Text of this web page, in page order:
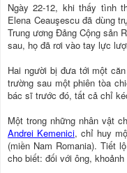
Ngày 22-12, khi thấy tình
Elena Ceauşescu đã dùng
Trung ương Đảng Cộng sản
sau, họ đã rơi vào tay lực
Hai người bị đưa tới một
trường sau một phiên tòa
bác sĩ trước đó, tất cả chỉ
Một trong những nhân vật
Andrei Kemenici, chỉ huy
(miền Nam Romania). Tiết
cho biết: đối với ông,